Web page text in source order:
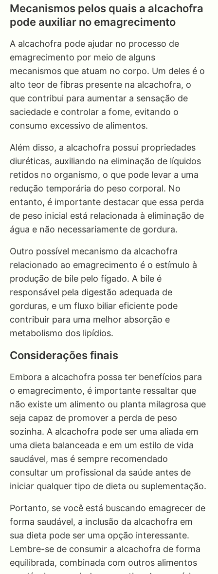
Mecanismos pelos quais a alcachofra
pode auxiliar no emagrecimento
A alcachofra pode ajudar no processo de
emagrecimento por meio de alguns
mecanismos que atuam no corpo. Um deles é o
alto teor de fibras presente na alcachofra, o
que contribui para aumentar a sensação de
saciedade e controlar a fome, evitando o
consumo excessivo de alimentos.
Além disso, a alcachofra possui propriedades
diuréticas, auxiliando na eliminação de líquidos
retidos no organismo, o que pode levar a uma
redução temporária do peso corporal. No
entanto, é importante destacar que essa perda
de peso inicial está relacionada à eliminação de
água e não necessariamente de gordura.
Outro possível mecanismo da alcachofra
relacionado ao emagrecimento é o estímulo à
produção de bile pelo fígado. A bile é
responsável pela digestão adequada de
gorduras, e um fluxo biliar eficiente pode
contribuir para uma melhor absorção e
metabolismo dos lipídios.
Considerações finais
Embora a alcachofra possa ter benefícios para
o emagrecimento, é importante ressaltar que
não existe um alimento ou planta milagrosa que
seja capaz de promover a perda de peso
sozinha. A alcachofra pode ser uma aliada em
uma dieta balanceada e em um estilo de vida
saudável, mas é sempre recomendado
consultar um profissional da saúde antes de
iniciar qualquer tipo de dieta ou suplementação.
Portanto, se você está buscando emagrecer de
forma saudável, a inclusão da alcachofra em
sua dieta pode ser uma opção interessante.
Lembre-se de consumir a alcachofra de forma
equilibrada, combinada com outros alimentos